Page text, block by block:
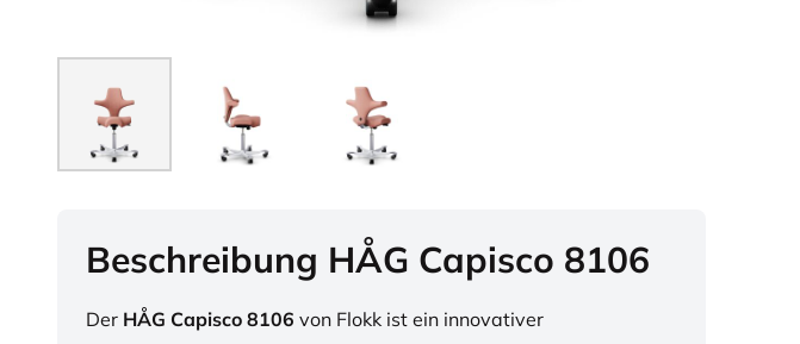
Beschreibung HÅG Capisco 8106
Der HÅG Capisco 8106 von Flokk ist ein innovativer